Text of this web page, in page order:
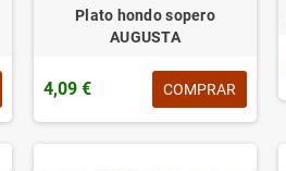
Plato hondo sopero
AUGUSTA
4,09 € COMPRAR